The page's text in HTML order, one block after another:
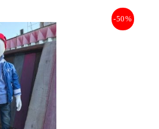
-50%